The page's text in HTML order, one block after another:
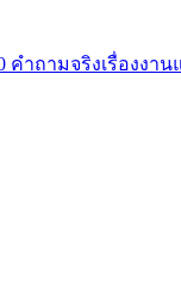
คำถามจริงเรื่องงาน